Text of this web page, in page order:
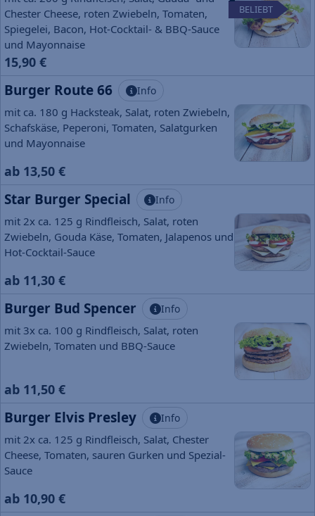
Chester Cheese, roten Zwiebeln, Tomaten,
Spiegelei, Bacon, Hot-Cocktail- & BBQ-Sauce
und Mayonnaise
BELIEBT
15,90 €
Burger Route 66 Info
mit ca. 180 g Hacksteak, Salat, roten Zwiebeln,
Schafskäse, Peperoni, Tomaten, Salatgurken
und Mayonnaise
ab 13,50 €
Star Burger Special Info
mit 2x ca. 125 g Rindfleisch, Salat, roten
Zwiebeln, Gouda Käse, Tomaten, Jalapenos und
Hot-Cocktail-Sauce
ab 11,30 €
Burger Bud Spencer Info
mit 3x ca. 100 g Rindfleisch, Salat, roten
Zwiebeln, Tomaten und BBQ-Sauce
ab 11,50 €
Burger Elvis Presley Info
mit 2x ca. 125 g Rindfleisch, Salat, Chester
Cheese, Tomaten, sauren Gurken und Spezial-
Sauce
ab 10,90 €